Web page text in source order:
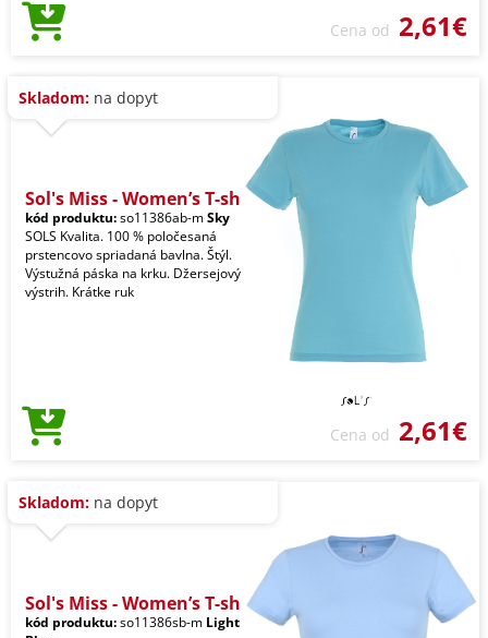
Cena od 2,61€
Skladom: na dopyt
Sol's Miss - Women’s T-sh
kód produktu:so11386ab-mSky
SOLS Kvalita. 100 % poločesaná
prstencovo spriadaná bavlna. Štýl.
Výstužná páska na krku. Džersejový
výstrih. Krátke ruk
Cena od 2,61€
Skladom: na dopyt
Sol's Miss - Women’s T-sh
kód produktu:so11386sb-m Light